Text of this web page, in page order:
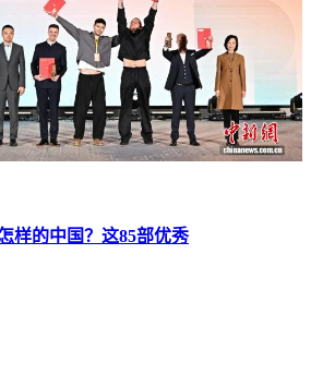
样的中国？这85部优秀